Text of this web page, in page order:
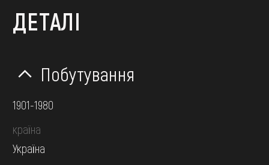
ДЕТАЛІ
Побутування
1901-1980
країна
Україна